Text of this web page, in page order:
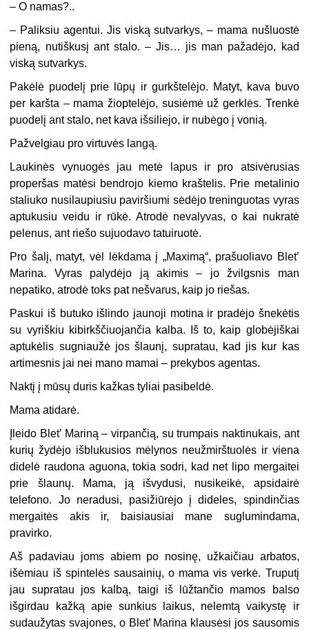
–O namas?..
– Paliksiu agentui. Jis viską sutvarkys, – mama nušluostė
pieną, nutiškusį ant stalo. – Jis… jis man pažadėjo, kad
viską sutvarkys.
Pakėlė puodelį prie lūpų ir gurkštelėjo. Matyt, kava buvo
per karšta – mama žioptelėjo, susiėmė už gerklės. Trenkė
puodelį ant stalo, net kava išsiliejo, ir nubėgo į vonią.
Pažvelgiau pro virtuvės langą.
Laukinės vynuogės jau metė lapus ir pro atsivėrusias
properšas matėsi bendrojo kiemo kraštelis. Prie metalinio
staliuko nusilaupiusiu paviršiumi sėdėjo treninguotas vyras
aptukusiu veidu ir rūkė. Atrodė nevalyvas, o kai nukratė
pelenus, ant riešo sujuodavo tatuiruotė.
Pro šalį, matyt, vėl lėkdama į „Maximą“, prašuoliavo Blet’
Marina. Vyras palydėjo ją akimis – jo žvilgsnis man
nepatiko, atrodė toks pat nešvarus, kaip jo riešas.
Paskui iš butuko išlindo jaunoji motina ir pradėjo šnekėtis
su vyriškiu kibirkščiuojančia kalba. Iš to, kaip globėjiškai
aptukėlis sugniaužė jos šlaunį, supratau, kad jis kur kas
artimesnis jai nei mano mamai – prekybos agentas.
Naktį į mūsų duris kažkas tyliai pasibeldė.
Mama atidarė.
Įleido Blet’ Mariną – virpančią, su trumpais naktinukais, ant
kurių žydėjo išblukusios mėlynos neužmirštuolės ir viena
didelė raudona aguona, tokia sodri, kad net lipo mergaitei
prie šlaunų. Mama, ją išvydusi, nusikeikė, apsidairė
telefono. Jo neradusi, pasižiūrėjo į dideles, spindinčias
mergaitės akis ir, baisiausiai mane suglumindama,
pravirko.
Aš padaviau joms abiem po nosinę, užkaičiau arbatos,
išėmiau iš spintelės sausainių, o mama vis verkė. Truputį
jau supratau jos kalbą, taigi iš lūžtančio mamos balso
išgirdau kažką apie sunkius laikus, nelemtą vaikystę ir
sudaužytas svajones, o Blet’ Marina klausėsi jos sausomis